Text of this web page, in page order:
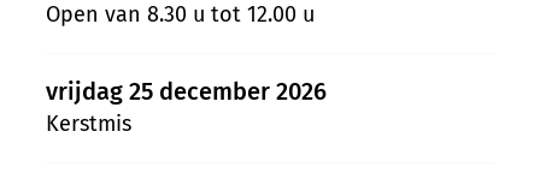
Open van 8.30 u tot 12.00 u
vrijdag 25 december 2026
Kerstmis